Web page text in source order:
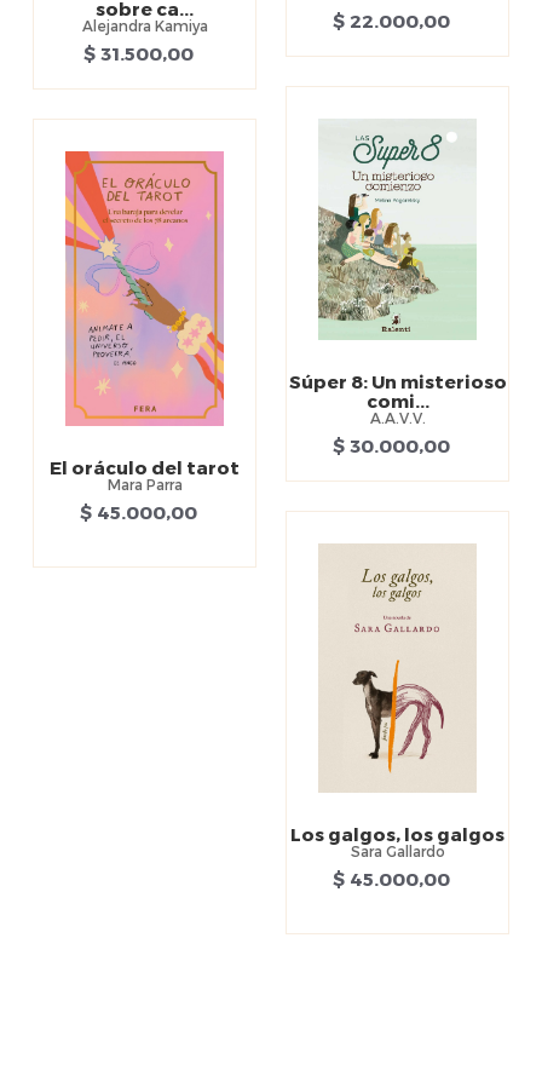
sobre ca...
Alejandra Kamiya
$ 31.500,00
$ 22.000,00
Súper 8: Un misterioso
comi...
A.A.V.V.
$ 30.000,00
El oráculo del tarot
Mara Parra
$ 45.000,00
Los galgos, los galgos
Sara Gallardo
$ 45.000,00